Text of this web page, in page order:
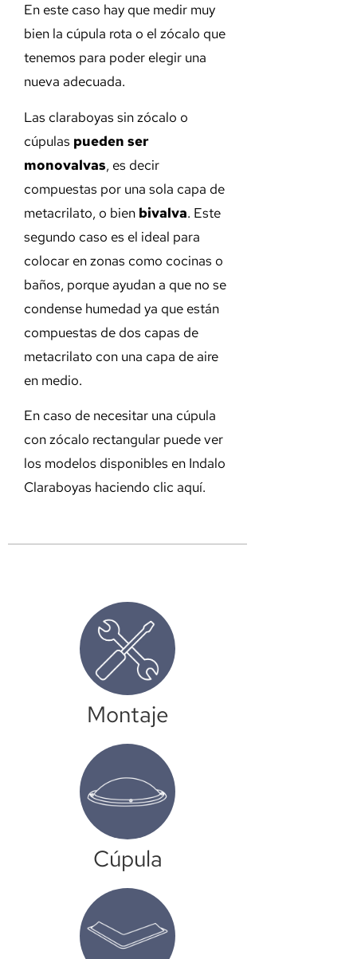
En este caso hay que medir muy
bien la cúpula rota o el zócalo que
tenemos para poder elegir una
nueva adecuada.
Las claraboyas sin zócalo o
cúpulas pueden ser
monovalvas, es decir
compuestas por una sola capa de
metacrilato, o bien bivalva. Este
segundo caso es el ideal para
colocar en zonas como cocinas o
baños, porque ayudan a que no se
condense humedad ya que están
compuestas de dos capas de
metacrilato con una capa de aire
en medio.
En caso de necesitar una cúpula
con zócalo rectangular puede ver
los modelos disponibles en Indalo
Claraboyas haciendo clic aquí.
Montaje
Cúpula